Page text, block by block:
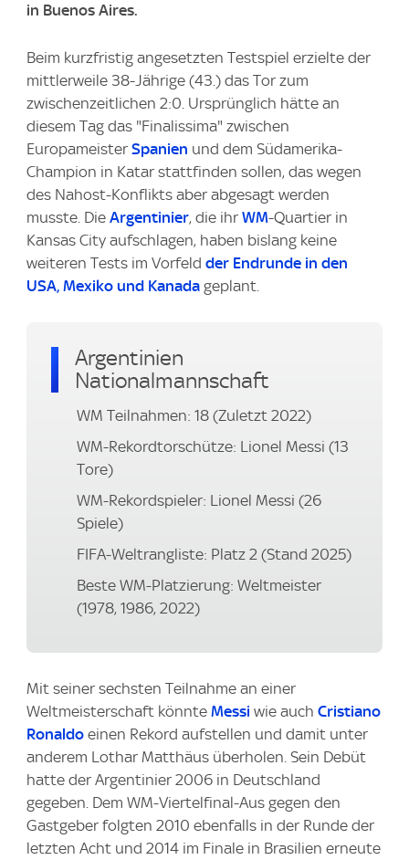
in Buenos Aires.
Beim kurzfristig angesetzten Testspiel erzielte der
mittlerweile 38-Jährige (43.) das Tor zum
zwischenzeitlichen 2:0. Ursprünglich hätte an
diesem Tag das "Finalissima" zwischen
Europameister Spanien und dem Südamerika-
Champion in Katar stattfinden sollen, das wegen
des Nahost-Konflikts aber abgesagt werden
musste. Die Argentinier, die ihr WM-Quartier in
Kansas City aufschlagen, haben bislang keine
weiteren Tests im Vorfeld der Endrunde in den
USA, Mexiko und Kanada geplant.
Argentinien
Nationalmannschaft
WM Teilnahmen: 18 (Zuletzt 2022)
WM-Rekordtorschütze: Lionel Messi (13
Tore)
WM-Rekordspieler: Lionel Messi (26
Spiele)
FIFA-Weltrangliste: Platz 2 (Stand 2025)
Beste WM-Platzierung: Weltmeister
(1978, 1986, 2022)
Mit seiner sechsten Teilnahme an einer
Weltmeisterschaft könnte Messi wie auch Cristiano
Ronaldo einen Rekord aufstellen und damit unter
anderem Lothar Matthäus überholen. Sein Debüt
hatte der Argentinier 2006 in Deutschland
gegeben. Dem WM-Viertelfinal-Aus gegen den
Gastgeber folgten 2010 ebenfalls in der Runde der
letzten Acht und 2014 im Finale in Brasilien erneute